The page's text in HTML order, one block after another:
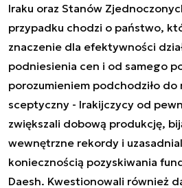
Iraku oraz Stanów
przypadku chodzi o państwo,
znaczenie dla efektywności
podniesienia cen i od samego
porozumieniem podchodziło
sceptyczny - Irakijczycy od
zwiększali dobową produkcję,
wewnętrzne rekordy i
koniecznością pozyskiwania
Daesh. Kwestionowali również